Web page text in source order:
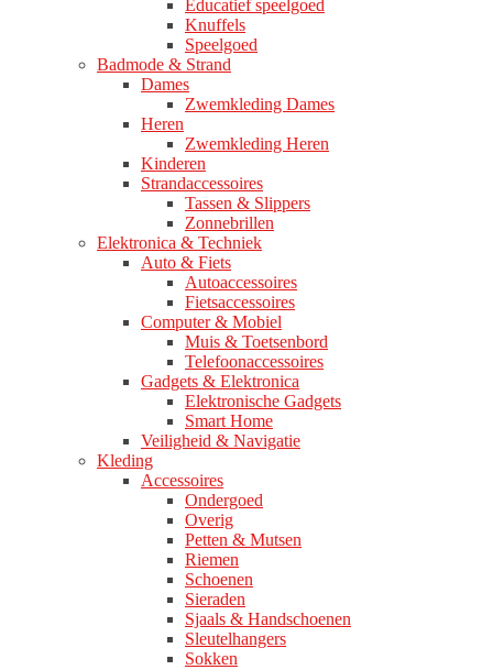
Educatief speelgoed
Knuffels
Speelgoed
Badmode & Strand
Dames
Zwemkleding Dames
Heren
Zwemkleding Heren
Kinderen
Strandaccessoires
Tassen & Slippers
Zonnebrillen
Elektronica & Techniek
Auto & Fiets
Autoaccessoires
Fietsaccessoires
Computer & Mobiel
Muis & Toetsenbord
Telefoonaccessoires
Gadgets & Elektronica
Elektronische Gadgets
Smart Home
Veiligheid & Navigatie
Kleding
Accessoires
Ondergoed
Overig
Petten & Mutsen
Riemen
Schoenen
Sieraden
Sjaals & Handschoenen
Sleutelhangers
Sokken